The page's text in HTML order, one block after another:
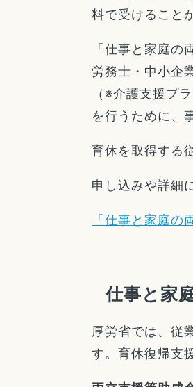
料で受けること
「仕事と家庭
労務士・中小企
（※介護支援プ
を行うために、
育休を取得する
申し込みや詳細
「仕事と家庭の
仕事と家
厚労省では、従
す。育休復帰支